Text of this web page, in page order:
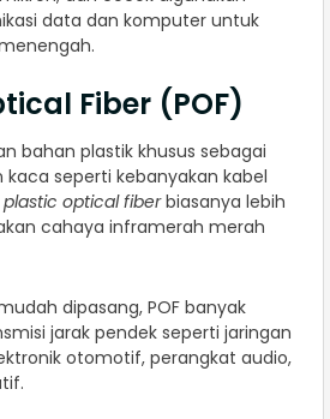
data dan komputer untuk
Fiber (POF)
bahan plastik khusus sebagai
seperti kebanyakan kabel
plastic optical fiberbiasanya lebih
cahaya inframerah merah
dipasang, POF banyak
jarak pendek seperti jaringan
otomotif, perangkat audio,